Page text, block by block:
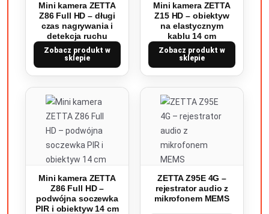
Mini kamera ZETTA
Z86 Full HD – długi
czas nagrywania i
detekcja ruchu
Zobacz produkt w
sklepie
Mini kamera ZETTA
Z15 HD – obiektyw
na elastycznym
kablu 14 cm
Zobacz produkt w
sklepie
Mini kamera ZETTA
Z86 Full HD –
podwójna soczewka
PIR i obiektyw 14 cm
ZETTA Z95E 4G –
rejestrator audio z
mikrofonem MEMS